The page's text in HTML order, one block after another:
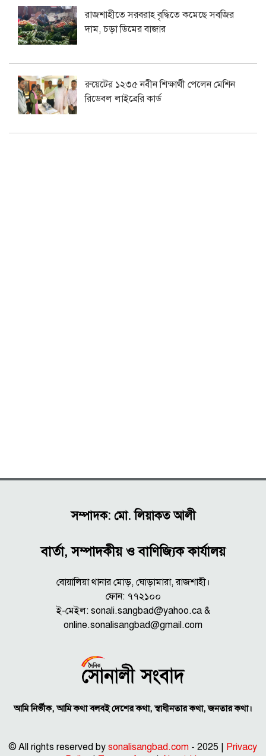
রাজশাহীতে সরবরাহ বৃদ্ধিতে কমেছে সবজির
দাম, চড়া ডিমের বাজার
রুয়েটের ১২৩৫ নবীন শিক্ষার্থী পেলেন মেশিন
রিডেবল লাইব্রেরি কার্ড
সম্পাদক: মো. লিয়াকত আলী
বার্তা, সম্পাদকীয় ও বাণিজ্যিক কার্যালয়
বোয়ালিয়া থানার মোড়, ঘোড়ামারা, রাজশাহী।
ফোন: ৭৭২১০০
ই-মেইল: sonali.sangbad@yahoo.ca &
online.sonalisangbad@gmail.com
আমি নির্ভীক, আমি কথা বলবই দেশের কথা, স্বাধীনতার কথা, জনতার কথা।
© All rights reserved by sonalisangbad.com - 2025 | Privacy